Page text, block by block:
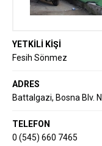
YETKİLİ KİŞİ
Fesih Sönmez
ADRES
Battalgazi, Bosna Blv.
TELEFON
0 (545) 660 7465